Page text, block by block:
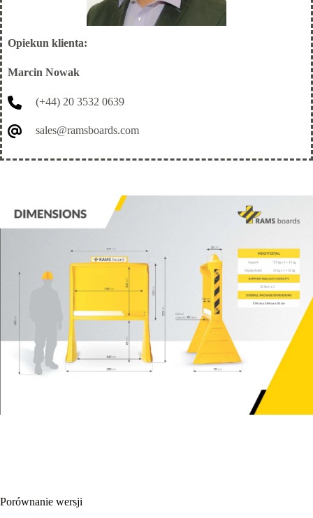
Opiekun klienta:
Marcin Nowak
(+44) 20 3532 0639
sales@ramsboards.com
Porównanie wersji